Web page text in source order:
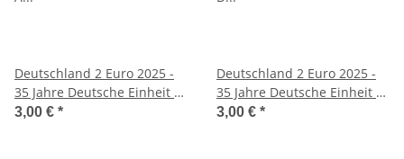
Deutschland 2 Euro 2025 -
35 Jahre Deutsche Einheit A
unc.*
3,00 € *
Deutschland 2 Euro 2025 -
35 Jahre Deutsche Einheit D
unc.*
3,00 € *